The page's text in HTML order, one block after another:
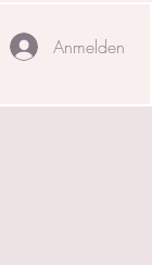
Anmelden